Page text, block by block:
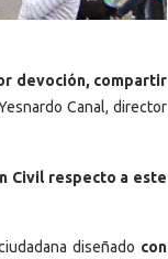
devoción, compartir
Canal, director
Civil respecto a este
diseñado con